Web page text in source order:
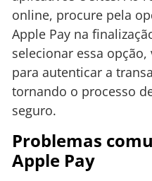
online, procure pela
Apple Pay na
selecionar essa
para autenticar a
tornando o processo
seguro.
Problemas
Apple Pay